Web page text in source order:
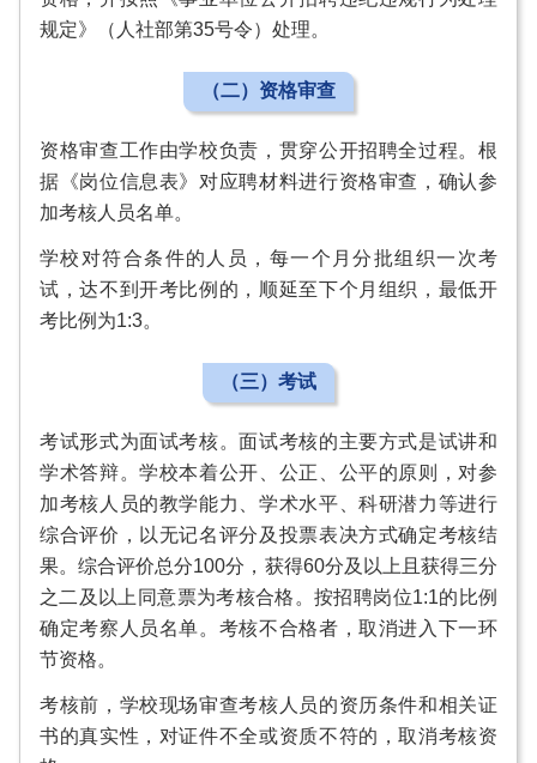
规定》（人社部第35号令）处理。
（二）资格审查
资格审查工作由学校负责，贯穿公开招聘全过程。根
据《岗位信息表》对应聘材料进行资格审查，确认参
加考核人员名单。
学校对符合条件的人员，每一个月分批组织一次考
试，达不到开考比例的，顺延至下个月组织，最低开
考比例为1:3。
（三）考试
考试形式为面试考核。面试考核的主要方式是试讲和
学术答辩。学校本着公开、公正、公平的原则，对参
加考核人员的教学能力、学术水平、科研潜力等进行
综合评价，以无记名评分及投票表决方式确定考核结
果。综合评价总分100分，获得60分及以上且获得三分
之二及以上同意票为考核合格。按招聘岗位1:1的比例
确定考察人员名单。考核不合格者，取消进入下一环
节资格。
考核前，学校现场审查考核人员的资历条件和相关证
书的真实性，对证件不全或资质不符的，取消考核资